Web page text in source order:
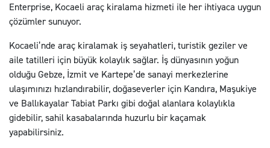
Enterprise, Kocaeli araç kiralama hizmeti ile her ihtiyaca uygun
çözümler sunuyor.
Kocaeli’nde araç kiralamak iş seyahatleri, turistik geziler ve
aile tatilleri için büyük kolaylık sağlar. İş dünyasının yoğun
olduğu Gebze, İzmit ve Kartepe’de sanayi merkezlerine
ulaşımınızı hızlandırabilir, doğaseverler için Kandıra, Maşukiye
ve Ballıkayalar Tabiat Parkı gibi doğal alanlara kolaylıkla
gidebilir, sahil kasabalarında huzurlu bir kaçamak
yapabilirsiniz.